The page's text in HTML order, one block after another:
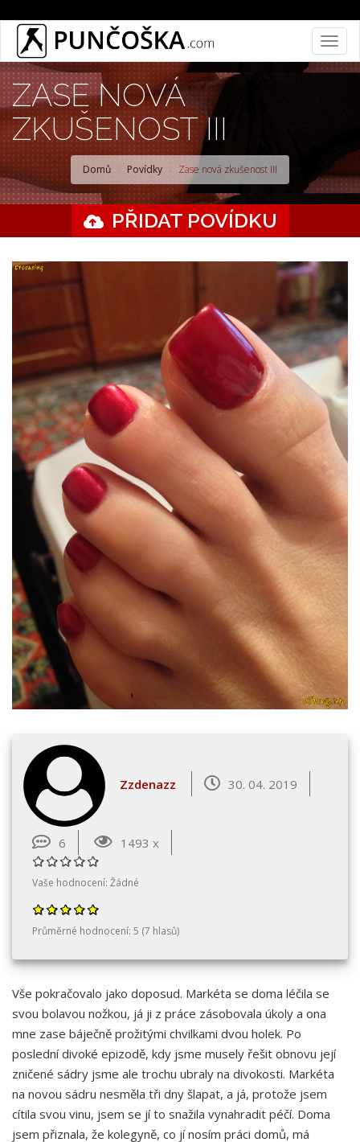
Přejít
hlavnímu
obsahu
ZASE NOVÁ
ZKUŠENOST III
Domů Povídky Zase nová zkušenost III
PŘIDAT POVÍDKU
Zzdenazz 30. 04. 2019
6 1493 x
Vaše hodnocení: Žádné
Průměrné hodnocení: 5 (7 hlasů)
Vše pokračovalo jako doposud. Markéta se doma léčila se
svou bolavou nožkou, já ji z práce zásobovala úkoly a ona
mne zase báječně prožitými chvilkami dvou holek. Po
poslední divoké epizodě, kdy jsme musely řešit obnovu její
zničené sádry jsme ale trochu ubraly na divokosti. Markéta
na novou sádru nesměla tři dny šlapat, a já, protože jsem
cítila svou vinu, jsem se jí to snažila vynahradit péčí. Doma
jsem přiznala, že kolegyně, co jí nosím práci domů, má